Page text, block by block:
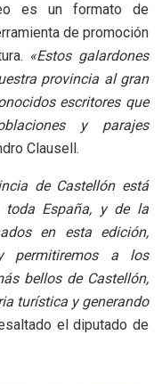
es un formato de
de promoción
«Estos galardones
provincia al gran
escritores que
y parajes
Clausell.
de Castellón está
toda España, y de la
en esta edición,
permitiremos a los
bellos de Castellón,
turística y generando
el diputado de